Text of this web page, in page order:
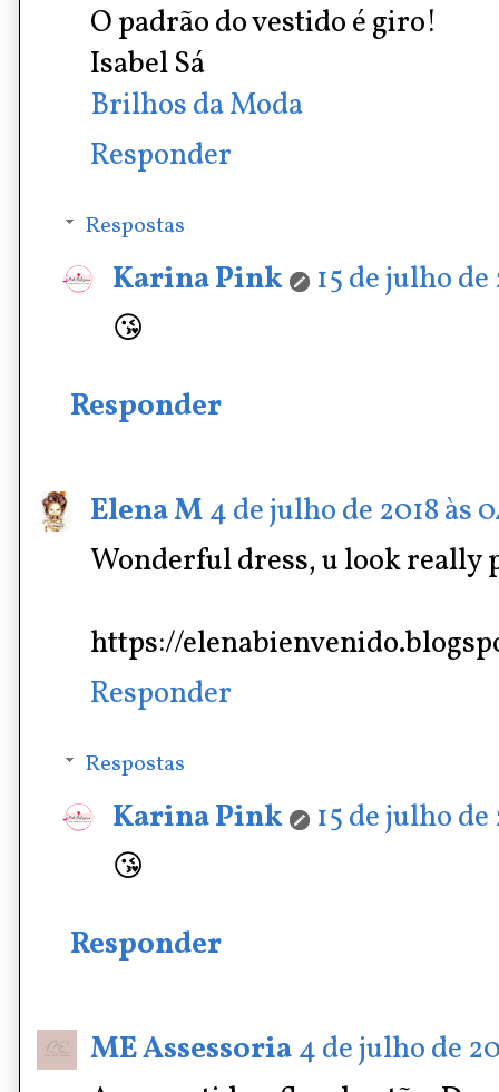
O padrão do vestido é giro!
Isabel Sá
Brilhos da Moda
Responder
Respostas
Karina Pink
15 de julho de
😘
Responder
Elena M4 de julho de 2018 às
Wonderful dress, u look really
https://
Responder
Respostas
Karina Pink
15 de julho de
😘
Responder
ME Assessoria4 de julho de